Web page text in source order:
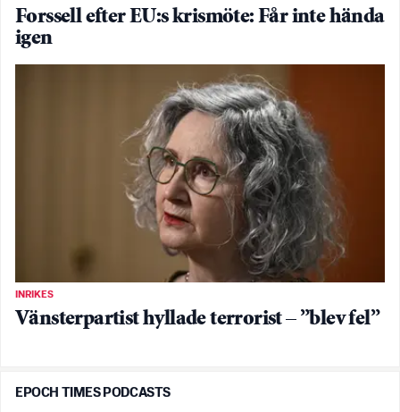
Forssell efter EU:s krismöte: Får inte hända
igen
INRIKES
Vänsterpartist hyllade terrorist – ”blev fel”
EPOCH TIMES PODCASTS